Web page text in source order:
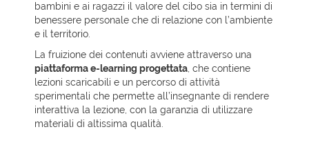
bambini e ai ragazzi il valore del cibo sia in termini di
benessere personale che di relazione con l’ambiente
e il territorio.
La fruizione dei contenuti avviene attraverso una
piattaforma e-learning progettata , che contiene
lezioni scaricabili e un percorso di attività
sperimentali che permette all’insegnante di rendere
interattiva la lezione, con la garanzia di utilizzare
materiali di altissima qualità.